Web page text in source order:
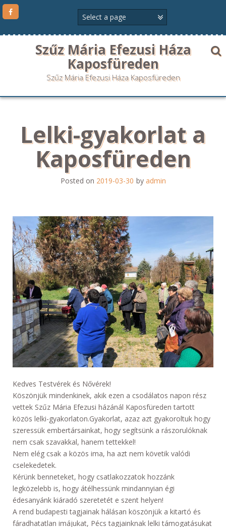
Szűz Mária Efezusi Háza
Kaposfüreden
Szűz Mária Efezusi Háza Kaposfüreden
Lelki-gyakorlat a
Kaposfüreden
Posted on 2019-03-30 by admin
Kedves Testvérek és Nővérek!
Köszönjük mindenkinek, akik ezen a csodálatos napon rész
vettek Szűz Mária Efezusi házánál Kaposfüreden tartott
közös lelki-gyakorlaton.Gyakorlat, azaz azt gyakoroltuk hogy
szeressük embertársainkat, hogy segítsünk a rászorulóknak
nem csak szavakkal, hanem tettekkel!
Nem elég csak a közös ima, ha azt nem követik valódi
cselekedetek.
Kérünk benneteket, hogy csatlakozzatok hozzánk
legközelebb is, hogy átélhessünk mindannyian égi
édesanyánk kiáradó szeretetét e szent helyen!
A rend budapesti tagjainak hálásan köszönjük a kitartó és
fáradhatatlan imájukat, Pécs tagjainknak lelki támogatásukat